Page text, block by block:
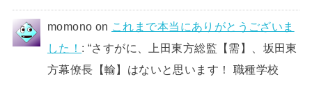
momono on これまで本当にありがとうございま
した！ : “さすがに、上田東方総監【需】、坂田東
方幕僚長【輸】はないと思います！ 職種学校